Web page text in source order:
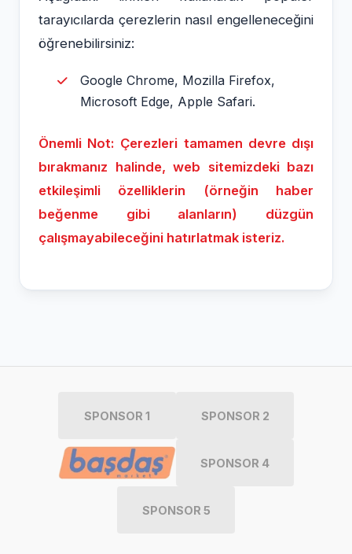
tarayıcılarda çerezlerin nasıl engelleneceğini
öğrenebilirsiniz:
Google Chrome, Mozilla Firefox,
Microsoft Edge, Apple Safari.
Önemli Not: Çerezleri tamamen devre dışı
bırakmanız halinde, web sitemizdeki bazı
etkileşimli özelliklerin (örneğin haber
beğenme gibi alanların) düzgün
çalışmayabileceğini hatırlatmak isteriz.
SPONSOR 1 SPONSOR 2
SPONSOR 4
SPONSOR 5